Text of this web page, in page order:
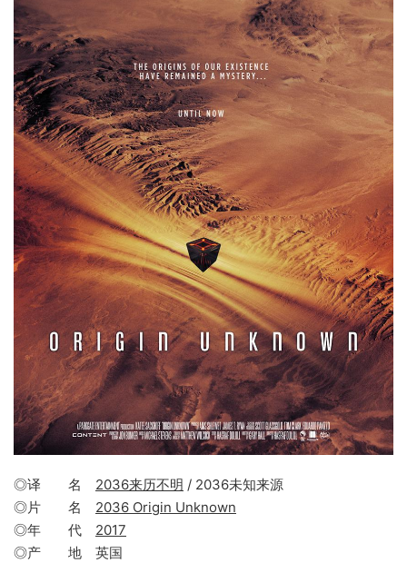
◎译 名 2036来历不明 / 2036未知来源
◎片 名 2036 Origin Unknown
◎年 代 2017
◎产 地 英国